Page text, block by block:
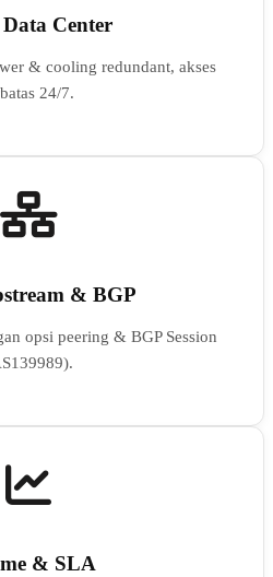
Center
& cooling redundant, akses
24/7.
& BGP
opsi peering & BGP Session
& SLA